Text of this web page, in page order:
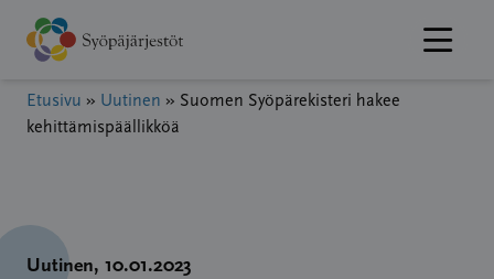
Hyppää
sisältöön
Etusivu » Uutinen » Suomen Syöpärekisteri hakee
kehittämispäällikköä
Uutinen, 10.01.2023